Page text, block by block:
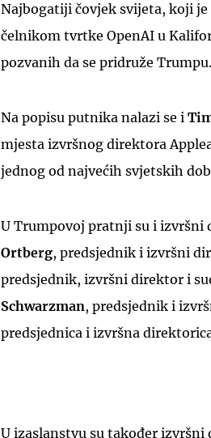
Najbogatiji čovjek svijeta, koji
čelnikom tvrtke OpenAI u
pozvanih da se pridruže Trumpu.
Na popisu putnika nalazi se i
mjesta izvršnog direktora
jednog od najvećih svjetskih
U Trumpovoj pratnji su i izvršni
Ortberg, predsjednik i izvršni
predsjednik, izvršni direktor i
Schwarzman, predsjednik i
predsjednica i izvršna
U izaslanstvu su također